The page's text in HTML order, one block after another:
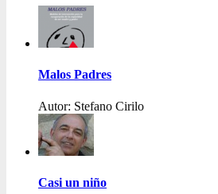
Malos Padres
Autor: Stefano Cirilo
Casi un niño